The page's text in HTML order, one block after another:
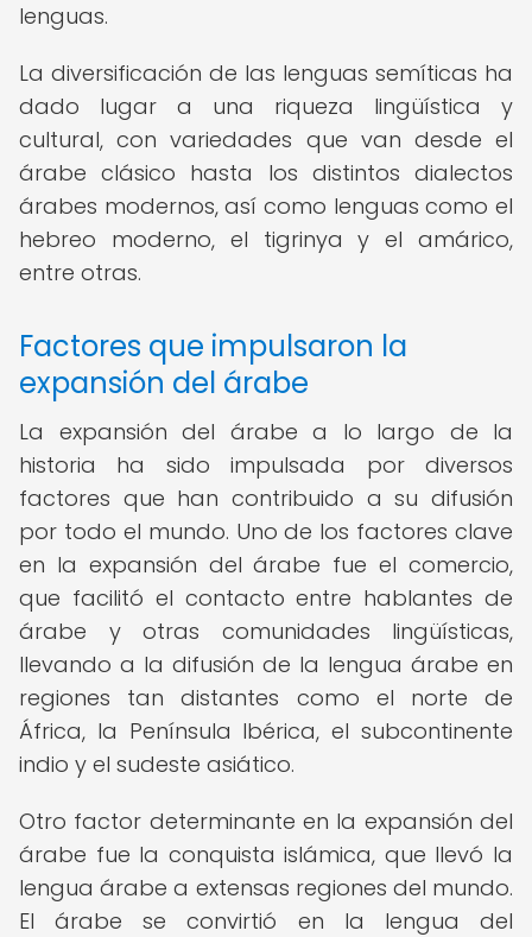
lenguas.
La diversificación de las lenguas semíticas ha
dado lugar a una riqueza lingüística y
cultural, con variedades que van desde el
árabe clásico hasta los distintos dialectos
árabes modernos, así como lenguas como el
hebreo moderno, el tigrinya y el amárico,
entre otras.
Factores que impulsaron la
expansión del árabe
La expansión del árabe a lo largo de la
historia ha sido impulsada por diversos
factores que han contribuido a su difusión
por todo el mundo. Uno de los factores clave
en la expansión del árabe fue el comercio,
que facilitó el contacto entre hablantes de
árabe y otras comunidades lingüísticas,
llevando a la difusión de la lengua árabe en
regiones tan distantes como el norte de
África, la Península Ibérica, el subcontinente
indio y el sudeste asiático.
Otro factor determinante en la expansión del
árabe fue la conquista islámica, que llevó la
lengua árabe a extensas regiones del mundo.
El árabe se convirtió en la lengua del